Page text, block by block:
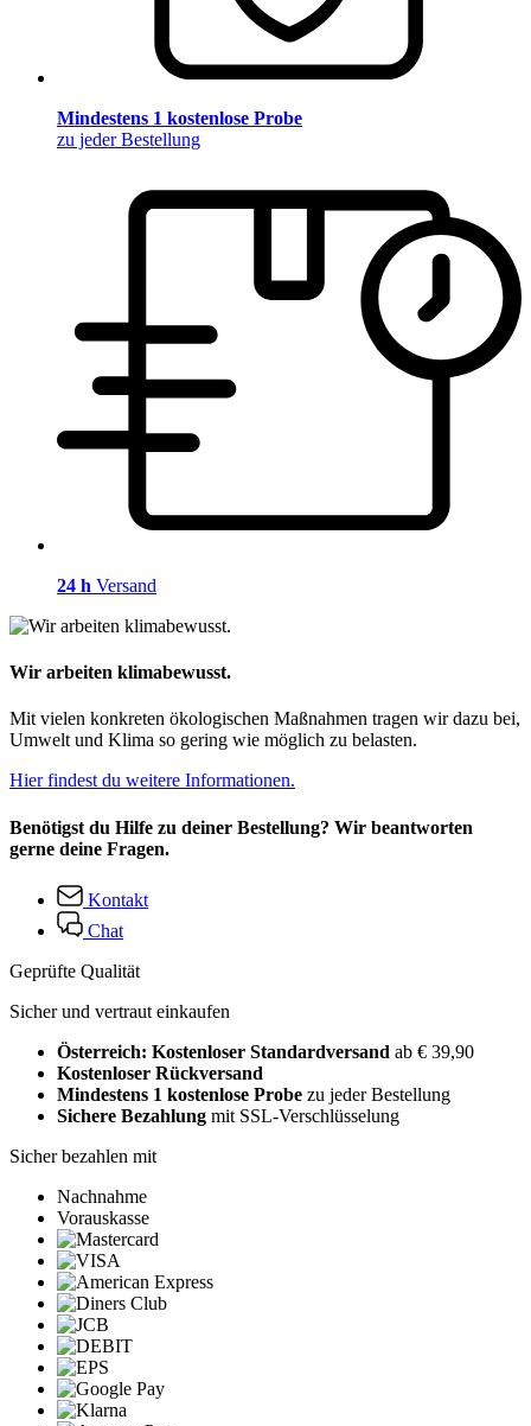
Mindestens 1 kostenlose Probe
zu jeder Bestellung
24 h Versand
Wir arbeiten klimabewusst.
Mit vielen konkreten ökologischen Maßnahmen tragen wir dazu bei,
Umwelt und Klima so gering wie möglich zu belasten.
Hier findest du weitere Informationen.
Benötigst du Hilfe zu deiner Bestellung? Wir beantworten
gerne deine Fragen.
Kontakt
Chat
Geprüfte Qualität
Sicher und vertraut einkaufen
Österreich: Kostenloser Standardversand ab € 39,90
Kostenloser Rückversand
Mindestens 1 kostenlose Probe zu jeder Bestellung
Sichere Bezahlung mit SSL-Verschlüsselung
Sicher bezahlen mit
Nachnahme
Vorauskasse